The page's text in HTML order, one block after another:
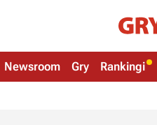
Newsroom Gry Rankingi